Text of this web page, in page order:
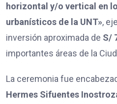
horizontal y/o vertical en
urbanísticos de la UNT»,
inversión aproximada de S/
importantes áreas de la
La ceremonia fue
Hermes Sifuentes